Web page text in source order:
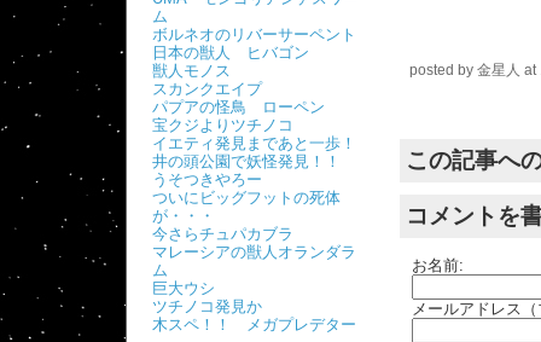
ム
ボルネオのリバーサーペント
日本の獣人 ヒバゴン
獣人モノス
スカンクエイプ
パプアの怪鳥 ローペン
宝クジよりツチノコ
イエティ発見まであと一歩！
井の頭公園で妖怪発見！！
うそつきやろー
ついにビッグフットの死体
が・・・
今さらチュパカブラ
マレーシアの獣人オランダラ
ム
巨大ウシ
ツチノコ発見か
木スペ！！ メガプレデター
posted by 金星人 at
この記事へ
コメントを
お名前:
メールアドレス